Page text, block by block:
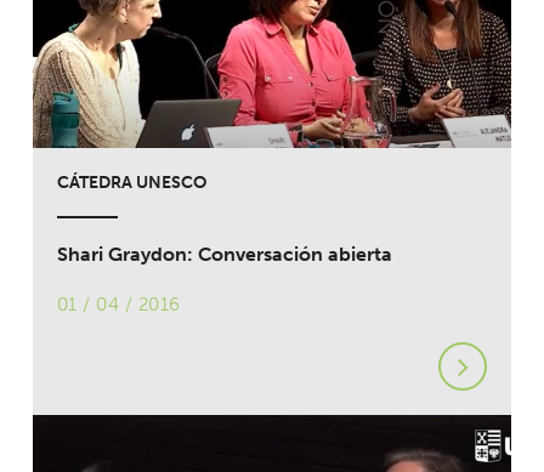
CÁTEDRA UNESCO
Shari Graydon: Conversación abierta
01 / 04 / 2016